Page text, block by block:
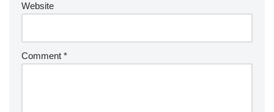
Website
Comment *